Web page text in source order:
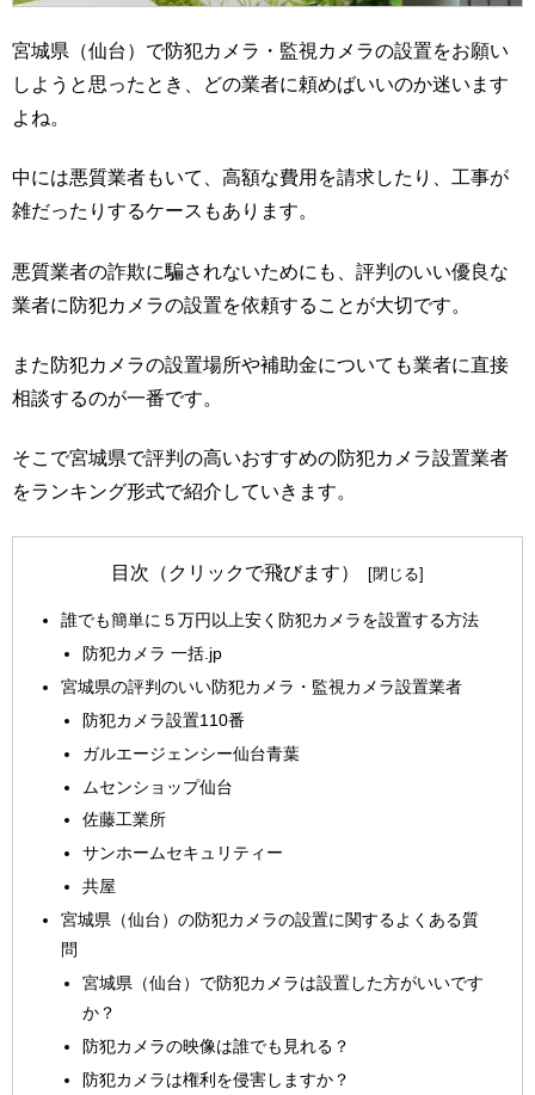
宮城県（仙台）で防犯カメラ・監視カメラの設置をお願い
しようと思ったとき、どの業者に頼めばいいのか迷います
よね。
中には悪質業者もいて、高額な費用を請求したり、工事が
雑だったりするケースもあります。
悪質業者の詐欺に騙されないためにも、評判のいい優良な
業者に防犯カメラの設置を依頼することが大切です。
また防犯カメラの設置場所や補助金についても業者に直接
相談するのが一番です。
そこで宮城県で評判の高いおすすめの防犯カメラ設置業者
をランキング形式で紹介していきます。
目次（クリックで飛びます）
誰でも簡単に５万円以上安く防犯カメラを設置する方法
防犯カメラ 一括.jp
宮城県の評判のいい防犯カメラ・監視カメラ設置業者
防犯カメラ設置110番
ガルエージェンシー仙台青葉
ムセンショップ仙台
佐藤工業所
サンホームセキュリティー
共屋
宮城県（仙台）の防犯カメラの設置に関するよくある質
問
宮城県（仙台）で防犯カメラは設置した方がいいです
か？
防犯カメラの映像は誰でも見れる？
防犯カメラは権利を侵害しますか？